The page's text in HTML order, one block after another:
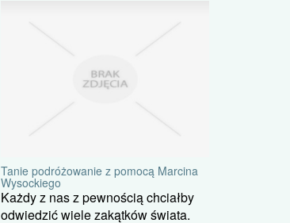
Tanie podróżowanie z pomocą Marcina
Wysockiego
Każdy z nas z pewnością chciałby
odwiedzić wiele zakątków świata.